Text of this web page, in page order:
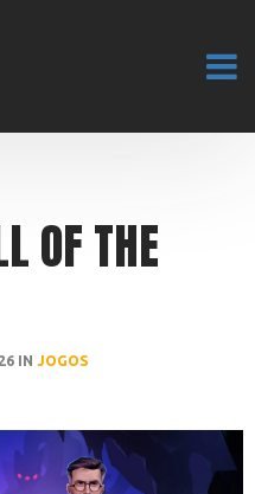
OF THE
IN JOGOS